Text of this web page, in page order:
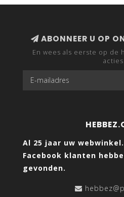
ABONNEER U OP
En wees als eerste op de
acties
Al 25 jaar uw webwinkel.
Facebook klanten
gevonden.